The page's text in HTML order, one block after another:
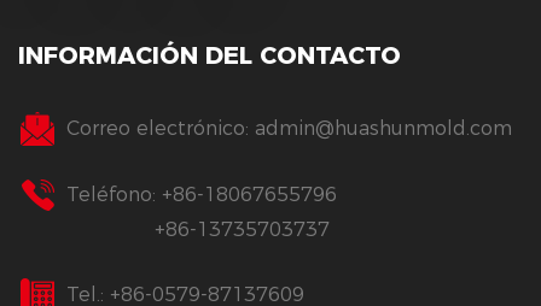
INFORMACIÓN DEL CONTACTO
Correo electrónico: admin@huashunmold.com
Teléfono: +86-18067655796
+86-13735703737
Tel.: +86-0579-87137609